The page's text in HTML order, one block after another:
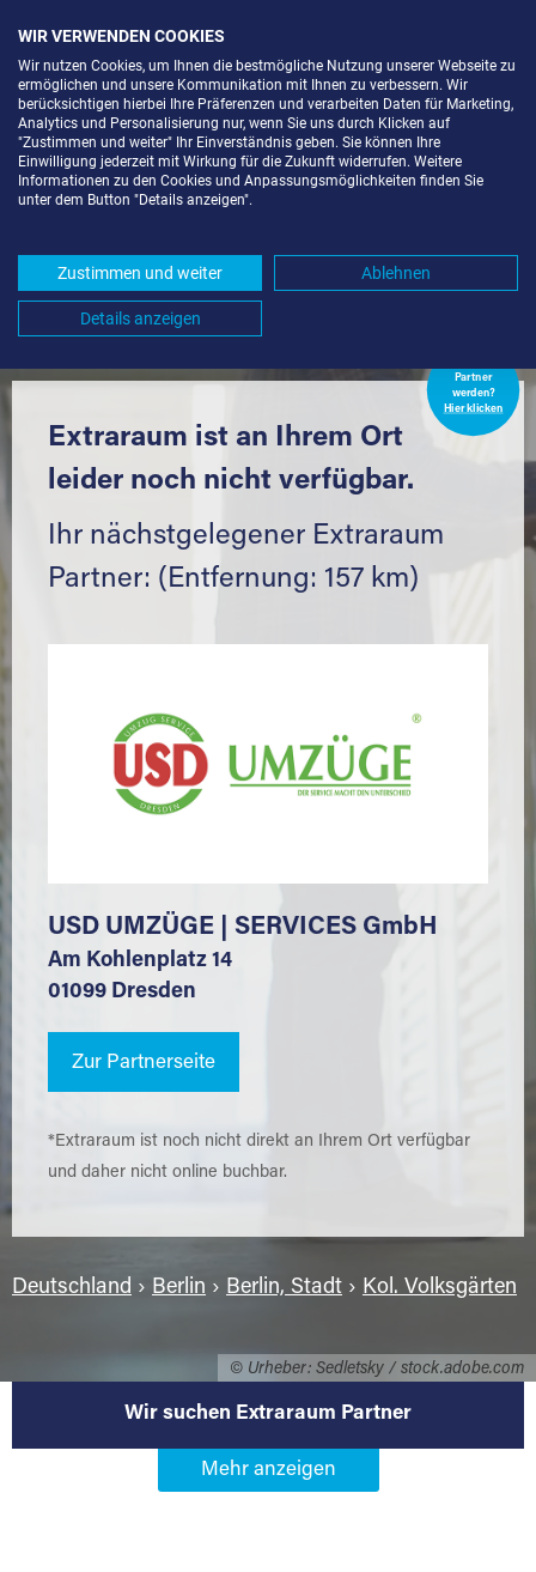
© Urheber: Sedletsky / stock.adobe.com
LAGERBOX IN BERLIN-KOL.
UMGEBUNG *
Komfortabel einlagern mit Extraraum
Partner
werden?
Hier klicken
Extraraum ist an Ihrem Ort
leider noch nicht verfügbar.
Ihr nächstgelegener Extraraum
Partner: (Entfernung: 157 km)
USD UMZÜGE | SERVICES GmbH
Am Kohlenplatz 14
01099 Dresden
Zur Partnerseite
*Extraraum ist noch nicht direkt an Ihrem Ort verfügbar
und daher nicht online buchbar.
Deutschland › Berlin › Berlin, Stadt › Kol. Volksgärten
Wir suchen Extraraum Partner
Werden Sie Extraraum Partner in
WIR VERWENDEN COOKIES
Wir nutzen Cookies, um Ihnen die bestmögliche Nutzung unserer Webseite zu
ermöglichen und unsere Kommunikation mit Ihnen zu verbessern. Wir
berücksichtigen hierbei Ihre Präferenzen und verarbeiten Daten für Marketing,
Analytics und Personalisierung nur, wenn Sie uns durch Klicken auf
"Zustimmen und weiter" Ihr Einverständnis geben. Sie können Ihre
Einwilligung jederzeit mit Wirkung für die Zukunft widerrufen. Weitere
Informationen zu den Cookies und Anpassungsmöglichkeiten finden Sie
unter dem Button "Details anzeigen".
Zustimmen und weiter Ablehnen
Details anzeigen